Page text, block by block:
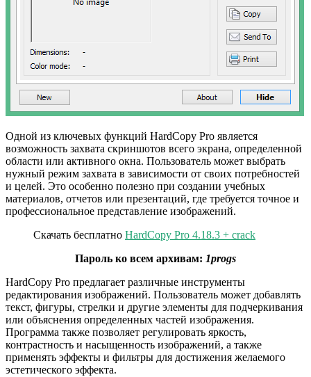
Одной из ключевых функций HardCopy Pro является
возможность захвата скриншотов всего экрана, определенной
области или активного окна. Пользователь может выбрать
нужный режим захвата в зависимости от своих потребностей
и целей. Это особенно полезно при создании учебных
материалов, отчетов или презентаций, где требуется точное и
профессиональное представление изображений.
Скачать бесплатно HardCopy Pro 4.18.3 + crack
Пароль ко всем архивам: 1progs
HardCopy Pro предлагает различные инструменты
редактирования изображений. Пользователь может добавлять
текст, фигуры, стрелки и другие элементы для подчеркивания
или объяснения определенных частей изображения.
Программа также позволяет регулировать яркость,
контрастность и насыщенность изображений, а также
применять эффекты и фильтры для достижения желаемого
эстетического эффекта.